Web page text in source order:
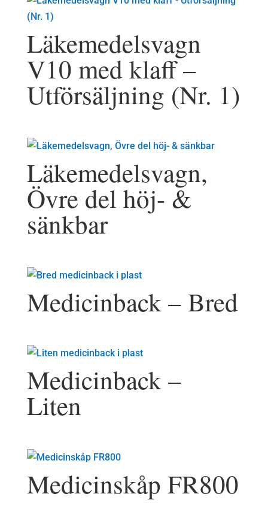
Läkemedelsvagn
V10 med klaff –
Utförsäljning (Nr. 1)
Läkemedelsvagn,
Övre del höj- &
sänkbar
Medicinback – Bred
Medicinback –
Liten
Medicinskåp FR800